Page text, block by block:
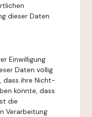
dieser Daten
Einwilligung
Daten völlig
dass ihre Nicht-
könnte, dass
die
Verarbeitung